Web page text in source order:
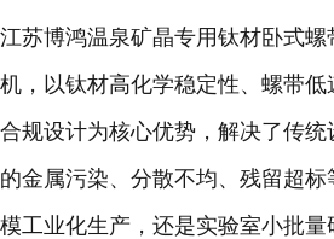
江苏博鸿温泉矿晶专用钛材卧式
机，以钛材高化学稳定性、螺带
合规设计为核心优势，解决了传
的金属污染、分散不均、残留超
模工业化生产，还是实验室小批